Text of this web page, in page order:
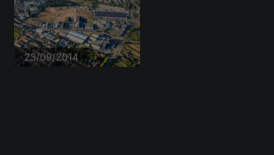
23/09/2014